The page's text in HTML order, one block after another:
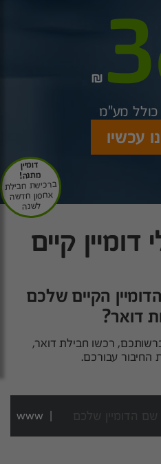
₪
מע"מ
עכשיו
דומיין
מתנה!
ברכישת חבילת
אחסון חדשה
לשנה
דומיין קיים
הקיים שלכם
דואר?
רכשו חבילת דואר,
החיבור עבורכם.
www